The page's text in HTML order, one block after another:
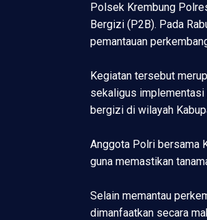
Polsek Krembung
Bergizi (P2B). Pada
pemantauan
Kegiatan tersebut
sekaligus implementasi
bergizi di wilayah
Anggota Polri bersama
guna memastikan
Selain memantau
dimanfaatkan secara